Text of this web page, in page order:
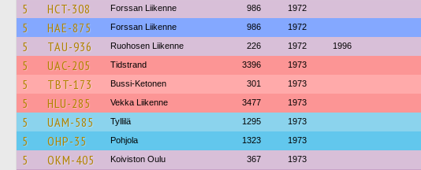
5 HCT-308 Forssan Liikenne 986 1972
5 HAE-875 Forssan Liikenne 986 1972
5 TAU-936 Ruohosen Liikenne 226 1972 1996
5 UAC-205 Tidstrand 3396 1973
5 TBT-173 Bussi-Ketonen 301 1973
5 HLU-285 Vekka Liikenne 3477 1973
5 UAM-585 Tyllilä 1295 1973
5 OHP-35 Pohjola 1323 1973
5 OKM-405 Koiviston Oulu 367 1973